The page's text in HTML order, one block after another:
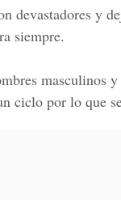
devastadores y
siempre.
masculinos
ciclo por lo que